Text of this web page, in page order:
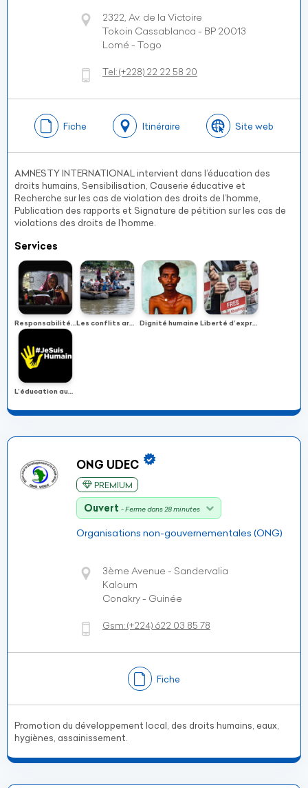
2322, Av. de la Victoire
Tokoin Cassablanca - BP 20013
Lomé - Togo
Tel:(+228) 22 22 58 20
Fiche Itinéraire Site web
AMNESTY INTERNATIONAL intervient dans l’éducation des
droits humains, Sensibilisation, Causerie éducative et
Recherche sur les cas de violation des droits de l’homme,
Publication des rapports et Signature de pétition sur les cas de
violations des droits de l’homme.
Services
Responsabilité des entreprises Les conflits armés Dignité humaine Liberté d’expression
L’éducation aux droits humains
ONG UDEC
PREMIUM
Ouvert - Ferme dans 28 minutes
Organisations non-gouvernementales (ONG)
3ème Avenue - Sandervalia
Kaloum
Conakry - Guinée
Gsm:(+224) 622 03 85 78
Fiche
Promotion du développement local, des droits humains, eaux,
hygiènes, assainissement.